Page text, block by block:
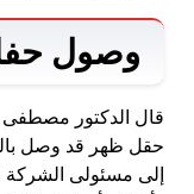
وصول
قال الدكتور مصطفى
حقل ظهر قد وصل
إلى مسئولى الشركة